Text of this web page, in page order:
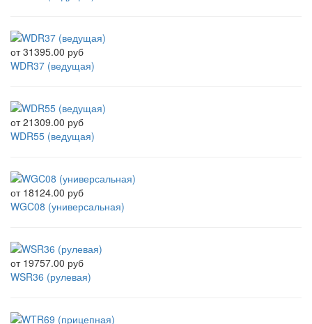
от31395.00 руб
WDR37 (ведущая)
от21309.00 руб
WDR55 (ведущая)
от 18124.00 руб
WGC08 (универсальная)
от 19757.00 руб
WSR36 (рулевая)